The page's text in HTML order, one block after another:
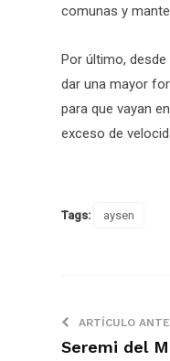
comunas y
Por último, desde
dar una mayor
para que vayan
exceso de
Tags: aysen
ARTÍCULO
Seremi del